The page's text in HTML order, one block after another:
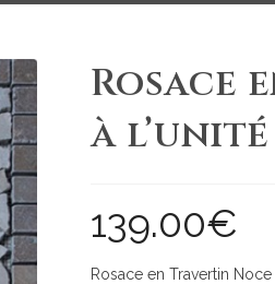
Rosace
à l’unité
139.00€
Rosace en Travertin